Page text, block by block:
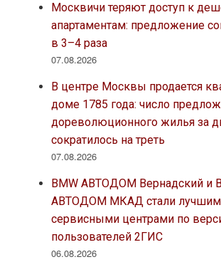
Москвичи теряют доступ к
апартаментам: предложение
в 3–4 раза
07.08.2026
В центре Москвы продается
доме 1785 года: число
дореволюционного жилья за
сократилось на треть
07.08.2026
BMW АВТОДОМ Вернадский и
АВТОДОМ МКАД стали
сервисными центрами по
пользователей 2ГИС
06.08.2026